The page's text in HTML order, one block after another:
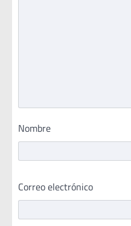
Nombre
Correo electrónico